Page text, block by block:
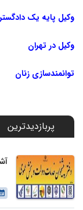
وکیل پایه یک
وکیل در تهران
توانمندسازی زنان
پربازدیدترین